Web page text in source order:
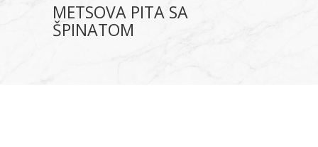
METSOVA PITA SA
ŠPINATOM